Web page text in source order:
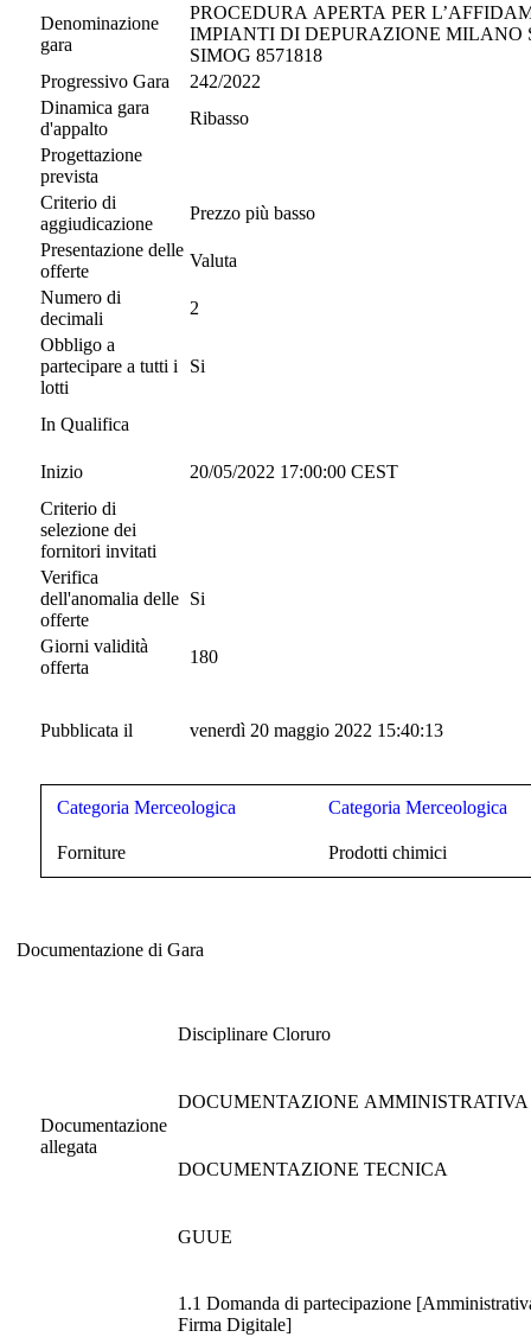
Denominazione
gara
PROCEDURA APERTA PER
IMPIANTI DI DEPURAZIONE MILANO SAN
SIMOG 8571818
Progressivo Gara
242/2022
Dinamica gara
d'appalto
Ribasso
Progettazione
prevista
Criterio di
aggiudicazione
Prezzo più basso
Presentazione delle
offerte
Valuta
Numero di
decimali
2
Obbligo a
partecipare a tutti i
lotti
Si
In Qualifica
Inizio
20/05/2022 17:00:00 CEST
Criterio di
selezione dei
fornitori invitati
Verifica
dell'anomalia delle
offerte
Si
Giorni validità
offerta
180
Pubblicata il venerdì 20 maggio 2022 15:40:13
Categoria Merceologica Categoria Merceologica
Forniture Prodotti chimici
Documentazione di Gara
Documentazione
allegata
Disciplinare Cloruro
DOCUMENTAZIONE AMMINISTRATIVA
DOCUMENTAZIONE TECNICA
GUUE
1.1 Domanda di partecipazione
Firma Digitale]